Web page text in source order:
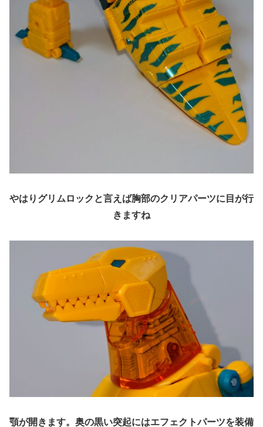
やはりグリムロックと言えば胸部のクリアパーツに目が行
きますね
顎が開きます。奥の黒い突起にはエフェクトパーツを装備